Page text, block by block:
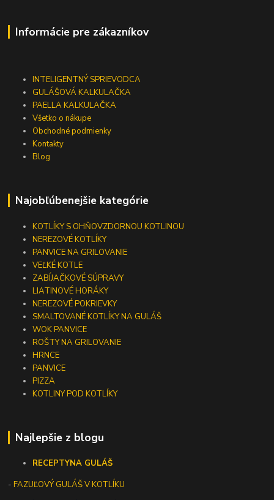
Informácie pre zákazníkov
INTELIGENTNÝ SPRIEVODCA
GULÁŠOVÁ KALKULAČKA
PAELLA KALKULAČKA
Všetko o nákupe
Obchodné podmienky
Kontakty
Blog
Najobľúbenejšie kategórie
KOTLÍKY S OHŇOVZDORNOU KOTLINOU
NEREZOVÉ KOTLÍKY
PANVICE NA GRILOVANIE
VEĽKÉ KOTLE
ZABÍJAČKOVÉ SÚPRAVY
LIATINOVÉ HORÁKY
NEREZOVÉ POKRIEVKY
SMALTOVANÉ KOTLÍKY NA GULÁŠ
WOK PANVICE
ROŠTY NA GRILOVANIE
HRNCE
PANVICE
PIZZA
KOTLINY POD KOTLÍKY
Najlepšie z blogu
RECEPTYNA GULÁŠ
-FAZUĽOVÝ GULÁŠ V KOTLÍKU